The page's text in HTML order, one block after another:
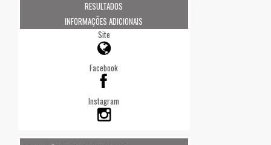
RESULTADOS
INFORMAÇÕES ADICIONAIS
Site
Facebook
Instagram